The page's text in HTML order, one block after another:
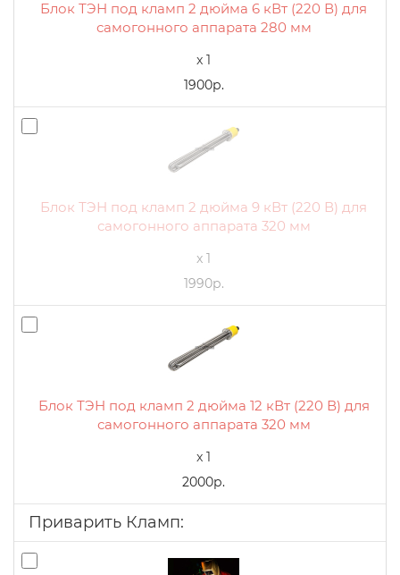
Блок ТЭН под кламп 2 дюйма 6 кВт (220 В) для
самогонного аппарата 280 мм
x 1
1900р.
Блок ТЭН под кламп 2 дюйма 9 кВт (220 В) для
самогонного аппарата 320 мм
x 1
1990р.
Блок ТЭН под кламп 2 дюйма 12 кВт (220 В) для
самогонного аппарата 320 мм
x 1
2000р.
Приварить Кламп: